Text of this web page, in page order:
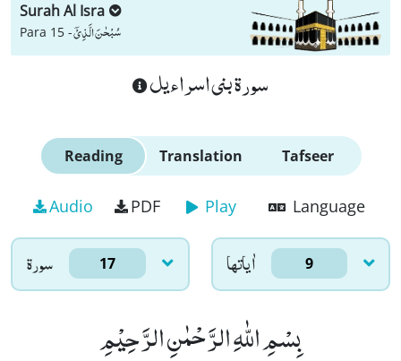
Surah Al Isra
Para 15 -سُبْحٰنَ الَّذِیْۤ
سورة بنى اسراءيل
Reading Translation Tafseer
Audio PDF Play Language
سورۃ 17 اٰياتها 9
بِسْمِ اللّٰهِ الرَّحْمٰنِ الرَّحِیْمِ